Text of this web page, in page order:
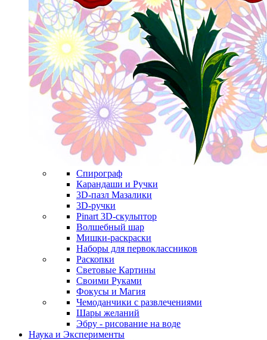
Спирограф
Карандаши и Ручки
3D-пазл Мазалики
3D-ручки
Pinart 3D-скульптор
Волшебный шар
Мишки-раскраски
Наборы для первоклассников
Раскопки
Световые Картины
Своими Руками
Фокусы и Магия
Чемоданчики с развлечениями
Шары желаний
Эбру - рисование на воде
Наука и Эксперименты